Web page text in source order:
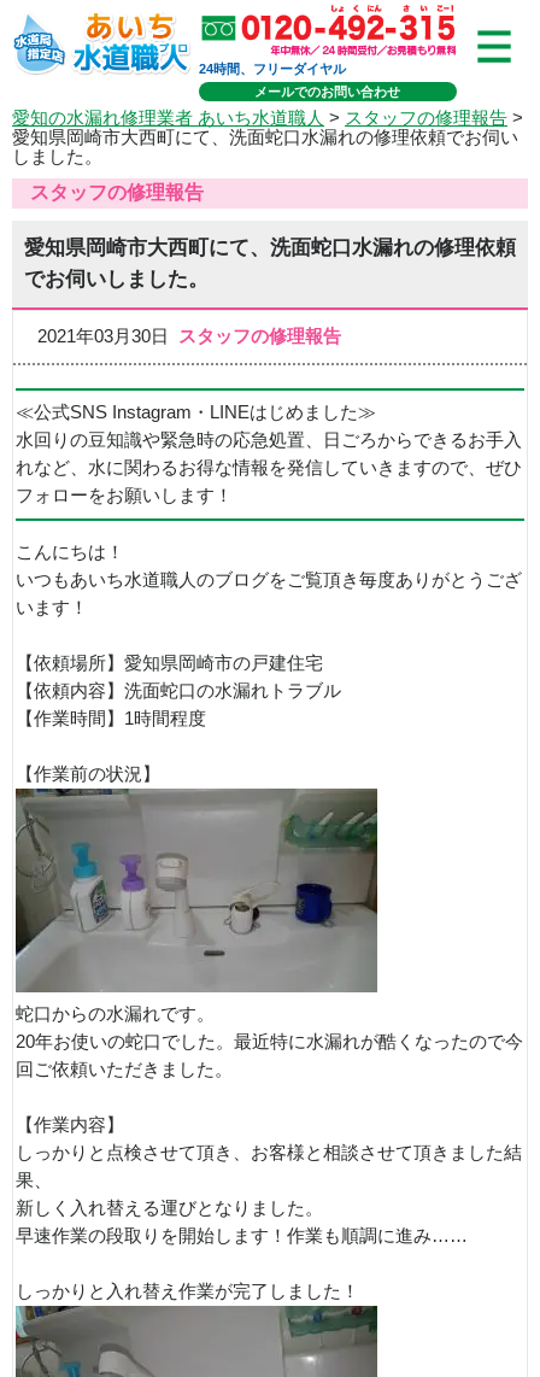
24時間、フリーダイヤル
メールでのお問い合わせ
愛知の水漏れ修理業者 あいち水道職人 > スタッフの修理報告 >
愛知県岡崎市大西町にて、洗面蛇口水漏れの修理依頼でお伺い
しました。
スタッフの修理報告
愛知県岡崎市大西町にて、洗面蛇口水漏れの修理依頼
でお伺いしました。
2021年03月30日 スタッフの修理報告
≪公式SNS Instagram・LINEはじめました≫
水回りの豆知識や緊急時の応急処置、日ごろからできるお手入
れなど、水に関わるお得な情報を発信していきますので、ぜひ
フォローをお願いします！
こんにちは！
いつもあいち水道職人のブログをご覧頂き毎度ありがとうござ
います！
【依頼場所】愛知県岡崎市の戸建住宅
【依頼内容】洗面蛇口の水漏れトラブル
【作業時間】1時間程度
【作業前の状況】
蛇口からの水漏れです。
20年お使いの蛇口でした。最近特に水漏れが酷くなったので今
回ご依頼いただきました。
【作業内容】
しっかりと点検させて頂き、お客様と相談させて頂きました結
果、
新しく入れ替える運びとなりました。
早速作業の段取りを開始します！作業も順調に進み……
しっかりと入れ替え作業が完了しました！